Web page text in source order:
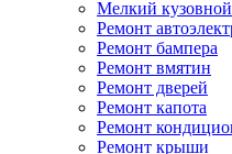
Мелкий
Ремонт
Ремонт бампера
Ремонт вмятин
Ремонт дверей
Ремонт капота
Ремонт
Ремонт крыши